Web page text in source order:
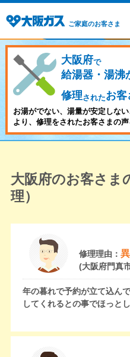
ご家庭のお客さま
大阪府で
給湯器・湯沸
修理されたお客
お湯がでない、湯量が安定しな
より、修理をされたお客さまの声
大阪府のお客さま
理）
修理理由：
(大阪府門真
年の暮れで予約が立て込ん
してくれるとの事でほっと